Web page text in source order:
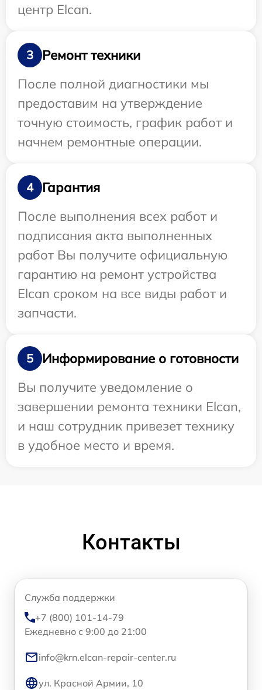
центр Elcan.
3
Ремонт техники
После полной диагностики мы
предоставим на утверждение
точную стоимость, график работ и
начнем ремонтные операции.
4
Гарантия
После выполнения всех работ и
подписания акта выполненных
работ Вы получите официальную
гарантию на ремонт устройства
Elcan сроком на все виды работ и
запчасти.
5
Информирование о готовности
Вы получите уведомление о
завершении ремонта техники Elcan,
и наш сотрудник привезет технику
в удобное место и время.
Контакты
Служба поддержки
+7 (800) 101-14-79
Ежедневно с 9:00 до 21:00
info@krn.elcan-repair-center.ru
ул. Красной Армии, 10